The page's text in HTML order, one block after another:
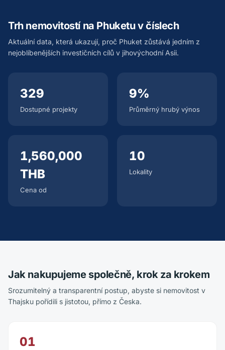
Trh nemovitostí na Phuketu v číslech
Aktuální data, která ukazují, proč Phuket zůstává jedním z
nejoblíbenějších investičních cílů v jihovýchodní Asii.
329
Dostupné projekty
9%
Průměrný hrubý výnos
1,560,000
THB
Cena od
10
Lokality
Jak nakupujeme společně, krok za krokem
Srozumitelný a transparentní postup, abyste si nemovitost v
Thajsku pořídili s jistotou, přímo z Česka.
01